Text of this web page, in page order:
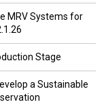
MRV Systems for
Stage
a Sustainable